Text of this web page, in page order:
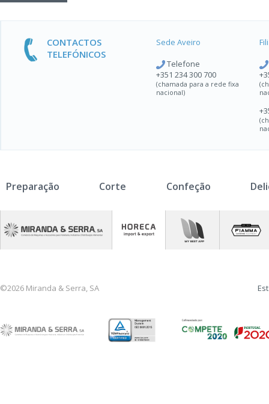
CONTACTOS
TELEFÓNICOS
Sede Aveiro
Telefone
+351 234 300 700
(chamada para a rede fixa
nacional)
Preparação Corte Confeção
©2026 Miranda & Serra, SA